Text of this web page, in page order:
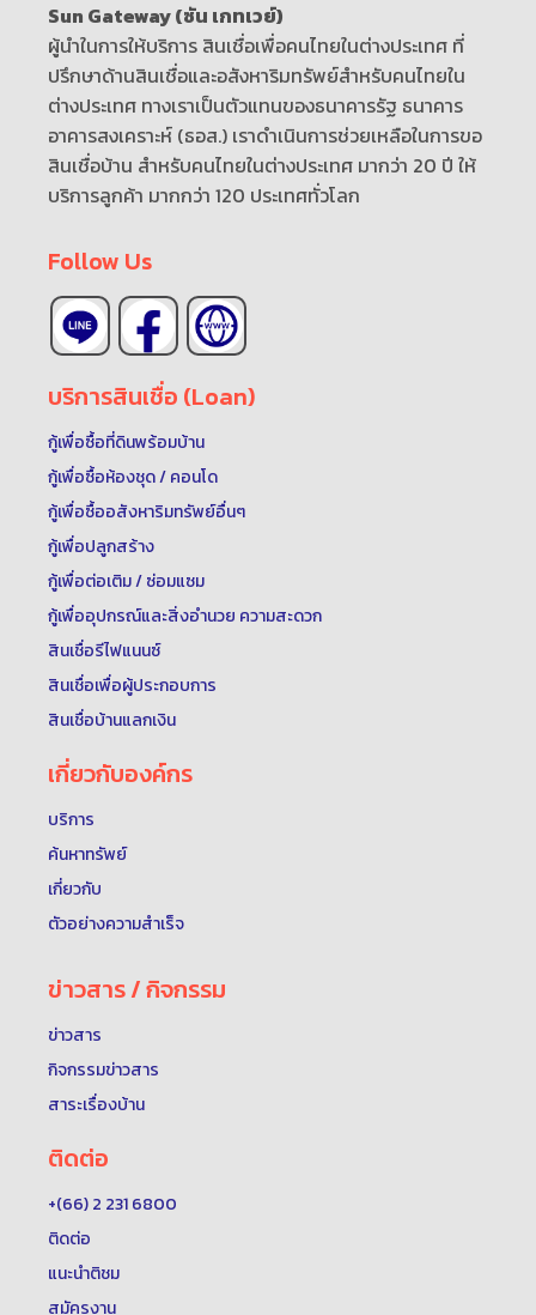
Sun Gateway (ซัน เกทเวย์)
ผู้นำในการให้บริการ สินเชื่อเพื่อคนไทยในต่างประเทศ ที่
ปรึกษาด้านสินเชื่อและอสังหาริมทรัพย์สำหรับคนไทยใน
ต่างประเทศ ทางเราเป็นตัวแทนของธนาคารรัฐ ธนาคาร
อาคารสงเคราะห์ (ธอส.) เราดำเนินการช่วยเหลือในการขอ
สินเชื่อบ้าน สำหรับคนไทยในต่างประเทศ มากว่า 20 ปี ให้
บริการลูกค้า มากกว่า 120 ประเทศทั่วโลก
Follow Us
บริการสินเชื่อ (Loan)
กู้เพื่อซื้อที่ดินพร้อมบ้าน
กู้เพื่อซื้อห้องชุด / คอนโด
กู้เพื่อซื้ออสังหาริมทรัพย์อื่นๆ
กู้เพื่อปลูกสร้าง
กู้เพื่อต่อเติม / ซ่อมแซม
กู้เพื่ออุปกรณ์และสิ่งอำนวย ความสะดวก
สินเชื่อรีไฟแนนซ์
สินเชื่อเพื่อผู้ประกอบการ
สินเชื่อบ้านแลกเงิน
เกี่ยวกับองค์กร
บริการ
ค้นหาทรัพย์
เกี่ยวกับ
ตัวอย่างความสำเร็จ
ข่าวสาร / กิจกรรม
ข่าวสาร
กิจกรรมข่าวสาร
สาระเรื่องบ้าน
ติดต่อ
+(66) 2 231 6800
ติดต่อ
แนะนำติชม
สมัครงาน